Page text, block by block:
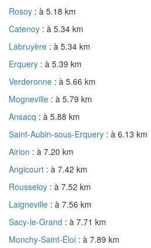
Rosoy : à 5.18 km
Catenoy : à 5.34 km
Labruyère : à 5.34 km
Erquery : à 5.39 km
Verderonne : à 5.66 km
Mogneville : à 5.79 km
Ansacq : à 5.88 km
Saint-Aubin-sous-Erquery : à 6.13 km
Airion : à 7.20 km
Angicourt : à 7.42 km
Rousseloy : à 7.52 km
Laigneville : à 7.56 km
Sacy-le-Grand : à 7.71 km
Monchy-Saint-Éloi : à 7.89 km